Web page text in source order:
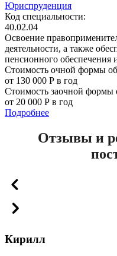
Юриспруденция
Код специальности:
40.02.04
Освоение
деятельности, а также
пенсионного обеспечения
Стоимость очной формы
от 130 000 Р в год
Стоимость заочной формы
от 20 000 Р в год
Подробнее
Отзывы и
Кирилл